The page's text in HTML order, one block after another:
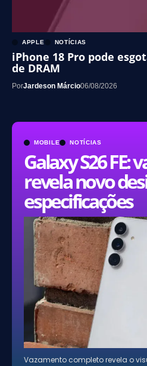
MOBILE NOTÍCIAS
Galaxy S26 FE:
revela novo
especificações
Vazamento completo revela o
APPLE NOTÍCIAS
iPhone 18 Pro pode
de DRAM
PorJardeson Márcio06/08/2026